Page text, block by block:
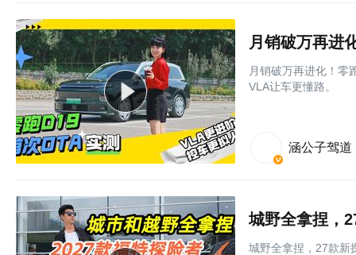
月销破万再进化！零
VLA让车更懂路。
涵公子驾道
城野全拿捏，
城野全拿捏，27款新